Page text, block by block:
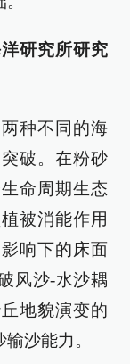
研究所研究
种不同的海
破。在粉砂
命周期生态
被消能作用
响下的床面
风沙-水沙耦
地貌演变的
沙能力。